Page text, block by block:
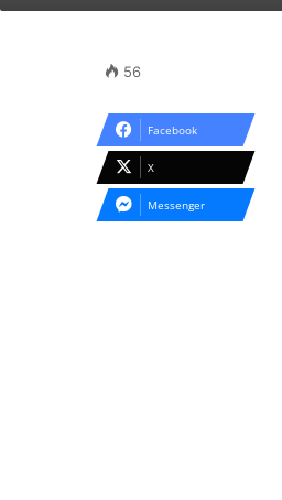
56
Facebook
X
Messenger